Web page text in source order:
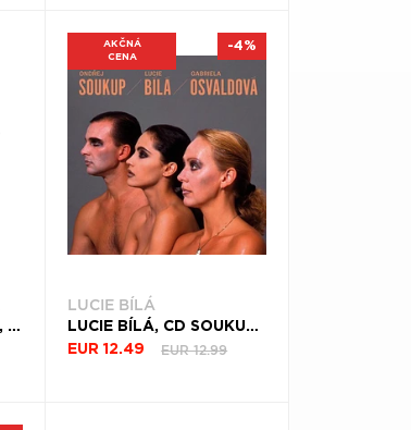
LUCIE VONDRÁČKOVÁ, TRIČKO HONZA, UNISEX, ČIERNA
AKČNÁ
CENA
LUCIE BÍLÁ
LUCIE BÍLÁ, CD SOUKUP - BÍLÁ - OSVALDOVÁ
EUR 12.49
EUR 12.99
-4%